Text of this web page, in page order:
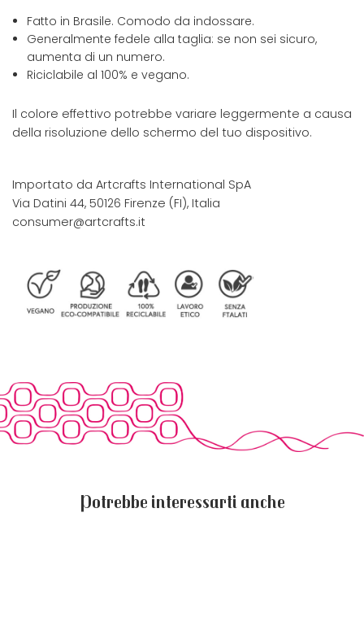
Fatto in Brasile. Comodo da indossare.
Generalmente fedele alla taglia: se non sei sicuro,
aumenta di un numero.
Riciclabile al 100% e vegano.
Il colore effettivo potrebbe variare leggermente a causa
della risoluzione dello schermo del tuo dispositivo.
Importato da Artcrafts International SpA
Via Datini 44, 50126 Firenze (FI), Italia
consumer@artcrafts.it
Potrebbe interessarti anche